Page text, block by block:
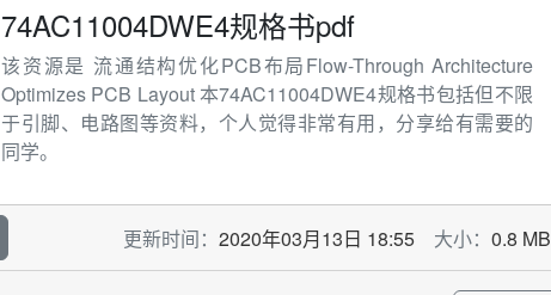
74AC11004DWE4规格书pdf
该资源是 流通结构优化PCB布局Flow-Through Architecture
Optimizes PCB Layout 本74AC11004DWE4规格书包括但不限
于引脚、电路图等资料，个人觉得非常有用，分享给有需要的
同学。
更新时间：2020年03月13日 18:55 大小：0.8 MB